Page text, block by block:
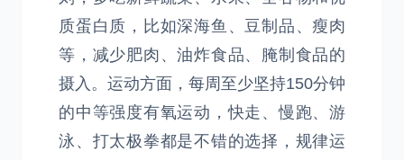
质蛋白质，比如深海鱼、豆制品、瘦肉
等，减少肥肉、油炸食品、腌制食品的
摄入。运动方面，每周至少坚持150分钟
的中等强度有氧运动，快走、慢跑、游
泳、打太极拳都是不错的选择，规律运